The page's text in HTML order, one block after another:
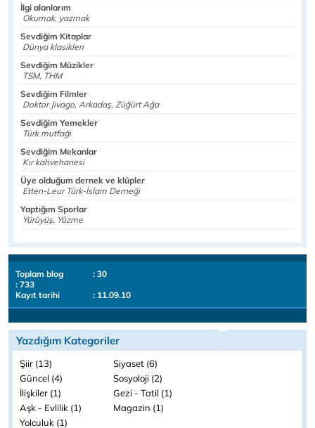
İlgi alanlarım
Okumak, yazmak
Sevdiğim Kitaplar
Dünya klasikleri
Sevdiğim Müzikler
TSM, THM
Sevdiğim Filmler
Doktor Jivago, Arkadaş, Züğürt Ağa
Sevdiğim Yemekler
Türk mutfağı
Sevdiğim Mekanlar
Kır kahvehanesi
Üye olduğum dernek ve klüpler
Etten-Leur Türk-İslam Derneği
Yaptığım Sporlar
Yürüyüş, Yüzme
Toplam blog
: 30
: 733
Kayıt tarihi
: 11.09.10
Yazdığım Kategoriler
Şiir (13)
Siyaset (6)
Güncel (4)
Sosyoloji (2)
İlişkiler (1)
Gezi - Tatil (1)
Aşk - Evlilik (1)
Magazin (1)
Yolculuk (1)